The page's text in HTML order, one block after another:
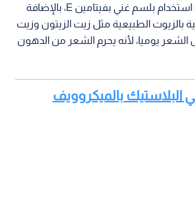
البشرة بالرطوبة وكذلك استخدام بلسم غني بفيتامين E، بالإضافة
بالزيوت الطبيعية مثل زيت الزيتون وزيت
يوميا، لأنه يحرم الشعر من الدهون
البلاستيك بالميكروويف